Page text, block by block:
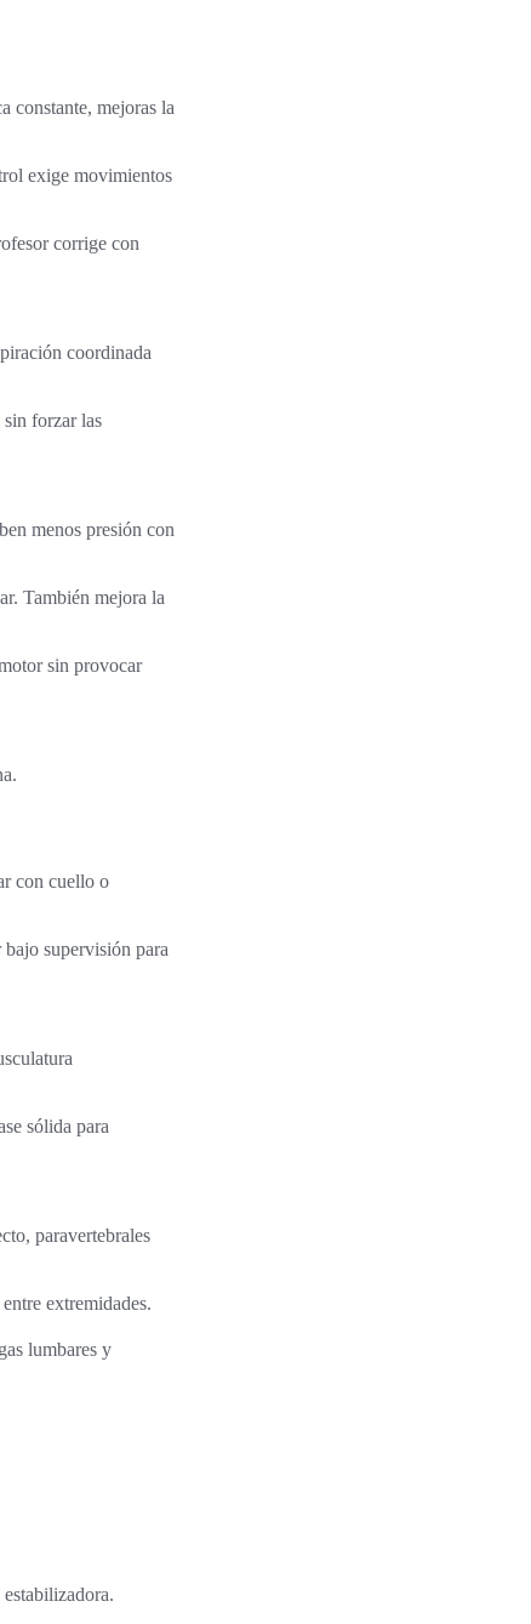
constante, mejoras la
exige movimientos
corrige con
coordinada
forzar las
menos presión con
También mejora la
sin provocar
con cuello o
supervisión para
sólida para
paravertebrales
extremidades.
lumbares y